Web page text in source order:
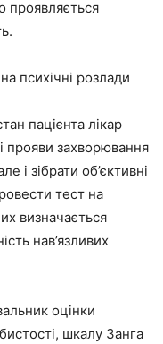
проявляється
психічні розлади
пацієнта лікар
прояви захворювання
і зібрати об’єктивні
тест на
визначається
нав’язливих
оцінки
шкалу Занга